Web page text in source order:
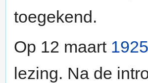
toegekend.
Op 12 maart 1925
lezing. Na de